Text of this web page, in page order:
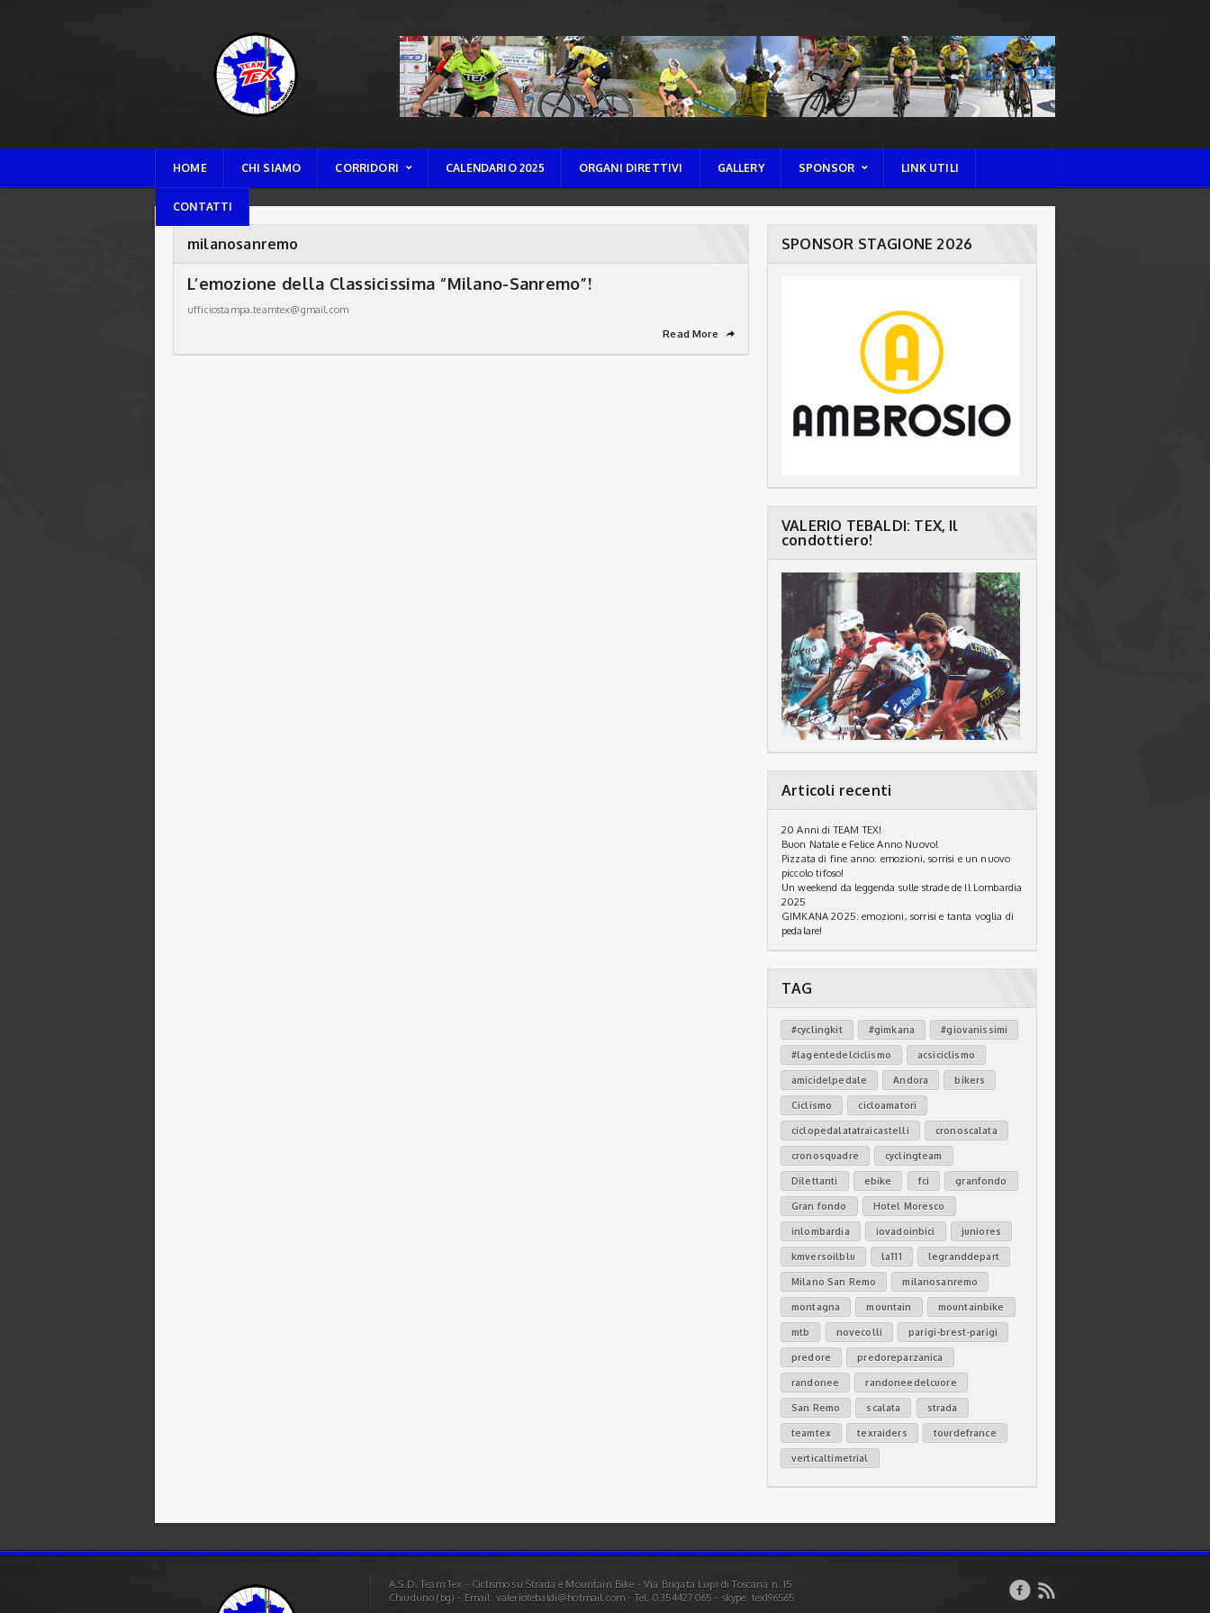
HOME CHI SIAMO CORRIDORI CALENDARIO 2025 ORGANI DIRETTIVI GALLERY SPONSOR LINK UTILI
CONTATTI
milanosanremo
L’emozione della Classicissima “Milano-Sanremo”!
ufficiostampa.teamtex@gmail.com
Read More
➦
SPONSOR STAGIONE 2026
VALERIO TEBALDI: TEX, Il
condottiero!
Articoli recenti
20 Anni di TEAM TEX!
Buon Natale e Felice Anno Nuovo!
Pizzata di fine anno: emozioni, sorrisi e un nuovo
piccolo tifoso!
Un weekend da leggenda sulle strade de Il Lombardia
2025
GIMKANA 2025: emozioni, sorrisi e tanta voglia di
pedalare!
TAG
#cyclingkit #gimkana #giovanissimi
#lagentedelciclismo acsiciclismo
amicidelpedale Andora bikers
Ciclismo cicloamatori
ciclopedalatatraicastelli cronoscalata
cronosquadre cyclingteam
Dilettanti ebike fci granfondo
Gran fondo Hotel Moresco
inlombardia iovadoinbici juniores
kmversoilblu la111 legranddepart
Milano San Remo milanosanremo
montagna mountain mountainbike
mtb novecolli parigi-brest-parigi
predore predoreparzanica
randonee randoneedelcuore
San Remo scalata strada
teamtex texraiders tourdefrance
verticaltimetrial
A.S.D. Team Tex - Ciclismo su Strada e Mountain Bike - Via Brigata Lupi di Toscana n. 15
Chiuduno (bg) - Email: valeriotebaldi@hotmail.com - Tel. 0354427065 - skype: tex196565
 